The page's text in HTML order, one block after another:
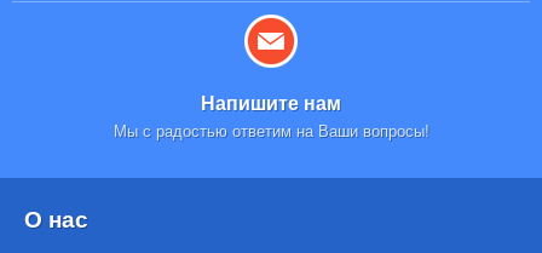
Напишите нам
Мы с радостью ответим на Ваши вопросы!
О нас